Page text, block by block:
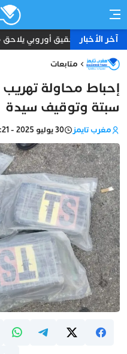
آخر الأخبارتحقيق أوروبي يلاحق
متابعات
إحباط محاولة تهريب
سبتة وتوقيف سيدة
مغرب تايمز 30 يوليو 2025 - 09:21